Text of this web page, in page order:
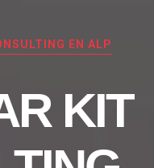
EN ALP
KIT